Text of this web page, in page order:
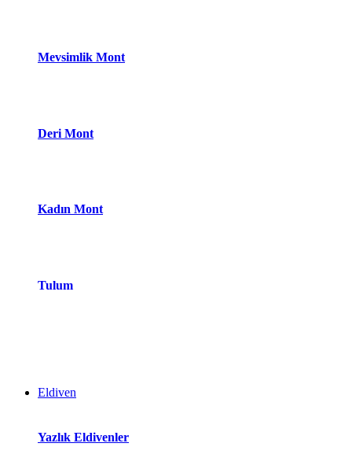
Mevsimlik Mont
Deri Mont
Kadın Mont
Tulum
Eldiven
Yazlık Eldivenler